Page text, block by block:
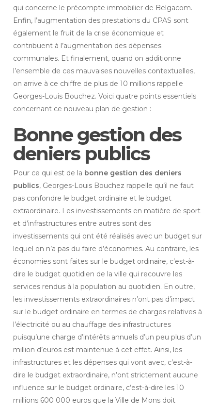
qui concerne le précompte immobilier de Belgacom.
Enfin, l’augmentation des prestations du CPAS sont
également le fruit de la crise économique et
contribuent à l’augmentation des dépenses
communales. Et finalement, quand on additionne
l’ensemble de ces mauvaises nouvelles contextuelles,
on arrive à ce chiffre de plus de 10 millions rappelle
Georges-Louis Bouchez. Voici quatre points essentiels
concernant ce nouveau plan de gestion :
Bonne gestion des
deniers publics
Pour ce qui est de la bonne gestion des deniers
publics, Georges-Louis Bouchez rappelle qu’il ne faut
pas confondre le budget ordinaire et le budget
extraordinaire. Les investissements en matière de sport
et d’infrastructures entre autres sont des
investissements qui ont été réalisés avec un budget sur
lequel on n’a pas du faire d’économies. Au contraire, les
économies sont faites sur le budget ordinaire, c’est-à-
dire le budget quotidien de la ville qui recouvre les
services rendus à la population au quotidien. En outre,
les investissements extraordinaires n’ont pas d’impact
sur le budget ordinaire en termes de charges relatives à
l’électricité ou au chauffage des infrastructures
puisqu’une charge d’intérêts annuels d’un peu plus d’un
million d’euros est maintenue à cet effet. Ainsi, les
infrastructures et les dépenses qui vont avec, c’est-à-
dire le budget extraordinaire, n’ont strictement aucune
influence sur le budget ordinaire, c’est-à-dire les 10
millions 600 000 euros que la Ville de Mons doit